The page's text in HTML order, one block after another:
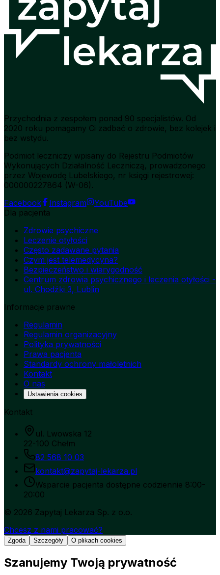
Przychodnia z zespołem ponad 90 specjalistów. Od
2020 roku pomagamy Ci zadbać o zdrowie, bez kolejek i
bez wstydu.
Podmiot leczniczy wpisany do Rejestru Podmiotów
Wykonujących Działalność Leczniczą, prowadzonego
przez Wojewodę Lubelskiego, nr księgi rejestrowej:
000000227864 (W-06).
Facebook
Instagram
YouTube
Dla pacjenta
Zdrowie psychiczne
Leczenie otyłości
Często zadawane pytania
Czym jest telemedycyna?
Bezpieczeństwo i wiarygodność
Centrum zdrowia psychicznego i leczenia otyłości -
ul. Chodźki 3, Lublin
Informacje prawne
Regulamin
Regulamin organizacyjny
Polityka prywatności
Prawa pacjenta
Standardy ochrony małoletnich
Kontakt
O nas
Ustawienia cookies
Kontakt
ul. Lwowska 12
22-100 Chełm
82 568 10 03
kontakt@zapytaj-lekarza.pl
Wsparcie pacjenta dostępne codziennie 8:00-
20:00
© 2026 Zapytaj Lekarza Sp. z o.o.
Chcesz z nami pracować?
Zgoda Szczegóły O plikach cookies
Szanujemy Twoją prywatność